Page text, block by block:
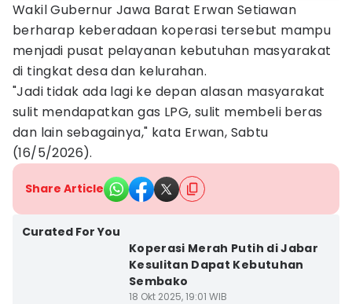
Wakil Gubernur Jawa Barat Erwan Setiawan
berharap keberadaan koperasi tersebut mampu
menjadi pusat pelayanan kebutuhan masyarakat
di tingkat desa dan kelurahan.
"Jadi tidak ada lagi ke depan alasan masyarakat
sulit mendapatkan gas LPG, sulit membeli beras
dan lain sebagainya," kata Erwan, Sabtu
(16/5/2026).
Share Article
Curated For You
Koperasi Merah Putih di Jabar
Kesulitan Dapat Kebutuhan
Sembako
18 Okt 2025, 19:01 WIB